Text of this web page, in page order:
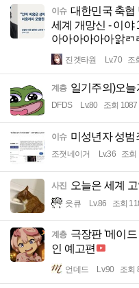
이슈 대한민국 축협
세계 개망신 - 이야
아아아아아아앍ㄺ
진겟타원 Lv.70 조
계층 일기주의)오
DFDS Lv.80 조회 1087
이슈 미성년자 성범
조졋네이거 Lv.36 조회
사진 오늘은 세계
읏큐 Lv.86 조회
계층 극장판 '메이드
인 예고편
언데드 Lv.90 조회